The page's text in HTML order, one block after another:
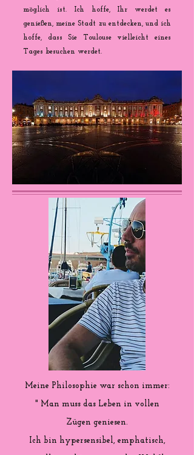
möglich ist. Ich hoffe, Ihr werdet es
genießen, meine Stadt zu entdecken, und ich
hoffe, dass Sie Toulouse vielleicht eines
Tages besuchen werdet.
Meine Philosophie war schon immer:
" Man muss das Leben in vollen
Zügen geniesen.
Ich bin hypersensibel, emphatisch,